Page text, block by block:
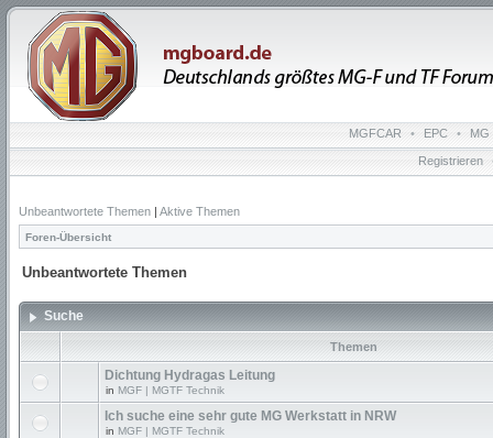
MGFCAR • EPC • MG
Registrieren
Unbeantwortete Themen | Aktive Themen
Foren-Übersicht
Unbeantwortete Themen
Suche
Themen
Dichtung Hydragas Leitung
in MGF | MGTF Technik
Ich suche eine sehr gute MG Werkstatt in NRW
in MGF | MGTF Technik